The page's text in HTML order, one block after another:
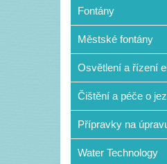
Fontány
Městské fontány
Osvětlení a řízení
Čištění a péče o
Přípravky na
Water Technology